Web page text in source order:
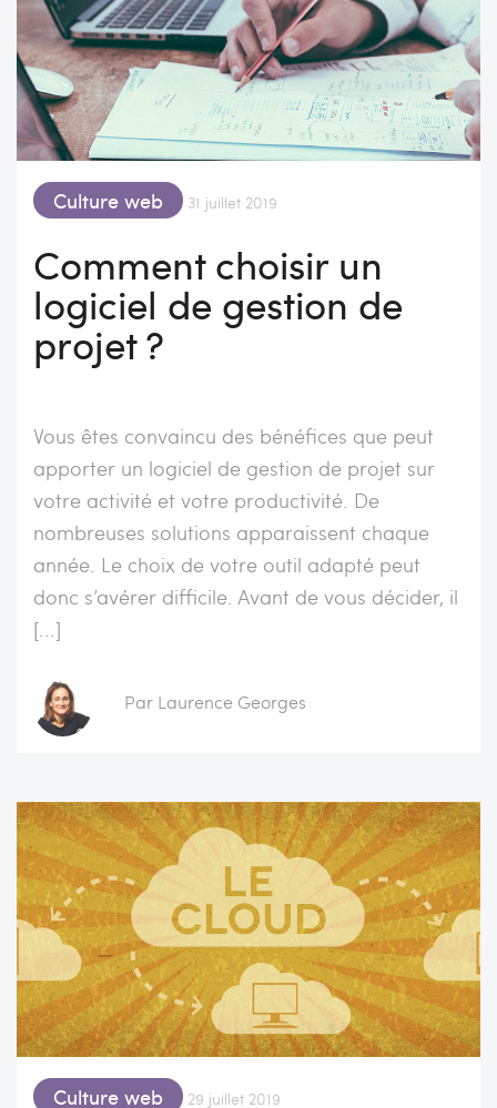
Culture web 31 juillet 2019
Comment choisir un
logiciel de gestion de
projet ?
Vous êtes convaincu des bénéfices que peut
apporter un logiciel de gestion de projet sur
votre activité et votre productivité. De
nombreuses solutions apparaissent chaque
année. Le choix de votre outil adapté peut
donc s’avérer difficile. Avant de vous décider, il
[...]
Par Laurence Georges
Culture web 29 juillet 2019